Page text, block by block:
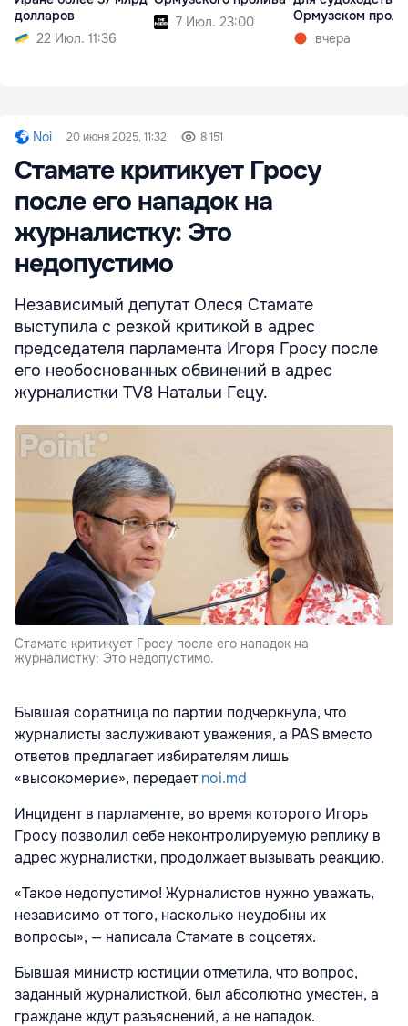
долларов
22 Июл. 11:36
7 Июл. 23:00
Ормузском
вчера
Noi 20 июня 2025, 11:32 8 151
Стамате критикует Гросу
после его нападок на
журналистку: Это
недопустимо
Независимый депутат Олеся Стамате
выступила с резкой критикой в адрес
председателя парламента Игоря Гросу после
его необоснованных обвинений в адрес
журналистки TV8 Натальи Гецу.
Стамате критикует Гросу после его нападок на
журналистку: Это недопустимо.
Бывшая соратница по партии подчеркнула, что
журналисты заслуживают уважения, а PAS вместо
ответов предлагает избирателям лишь
«высокомерие», передаетnoi.md
Инцидент в парламенте, во время которого Игорь
Гросу позволил себе неконтролируемую реплику в
адрес журналистки, продолжает вызывать реакцию.
«Такое недопустимо! Журналистов нужно уважать,
независимо от того, насколько неудобны их
вопросы», — написала Стамате в соцсетях.
Бывшая министр юстиции отметила, что вопрос,
заданный журналисткой, был абсолютно уместен, а
граждане ждут разъяснений, а не нападок.